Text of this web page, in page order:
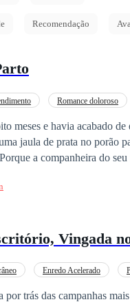
Recomendação
Romance doloroso
meses e havia acabado
prata no porão para atrasar meu parto.
pertence ao filho de Victoria. — Ele disse. — Ela
percebido que você nunca me amou.
sobrinho... Você é realmente perversa.
Vingada
Enredo Acelerado
por trás das campanhas